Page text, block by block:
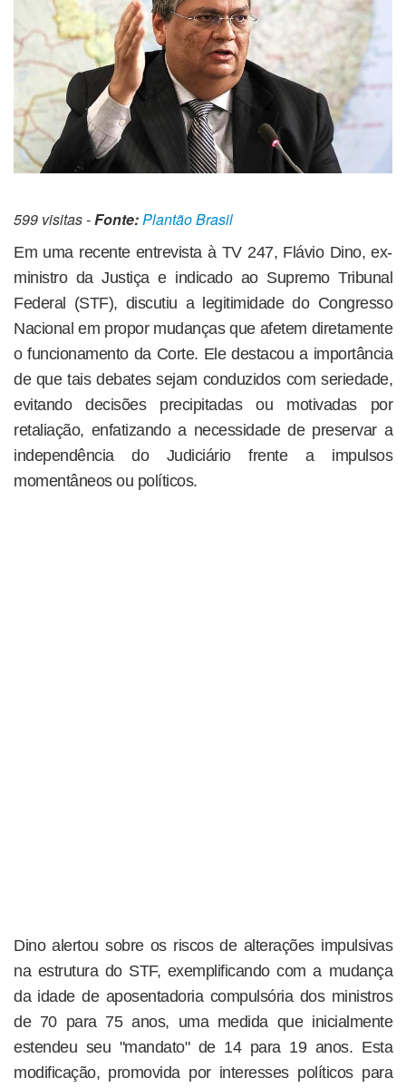
599 visitas -Fonte:Plantão Brasil
Em uma recente entrevista à TV 247, Flávio Dino, ex-
ministro da Justiça e indicado ao Supremo Tribunal
Federal (STF), discutiu a legitimidade do Congresso
Nacional em propor mudanças que afetem diretamente
o funcionamento da Corte. Ele destacou a importância
de que tais debates sejam conduzidos com seriedade,
evitando decisões precipitadas ou motivadas por
retaliação, enfatizando a necessidade de preservar a
independência do Judiciário frente a impulsos
momentâneos ou políticos.
Dino alertou sobre os riscos de alterações impulsivas
na estrutura do STF, exemplificando com a mudança
da idade de aposentadoria compulsória dos ministros
de 70 para 75 anos, uma medida que inicialmente
estendeu seu "mandato" de 14 para 19 anos. Esta
modificação, promovida por interesses políticos para